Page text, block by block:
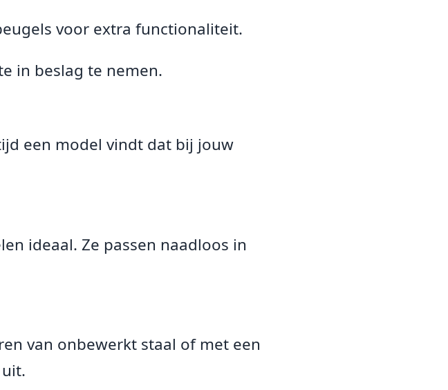
voor extra functionaliteit.
in beslag te nemen.
een model vindt dat bij jouw
ideaal. Ze passen naadloos in
van onbewerkt staal of met een